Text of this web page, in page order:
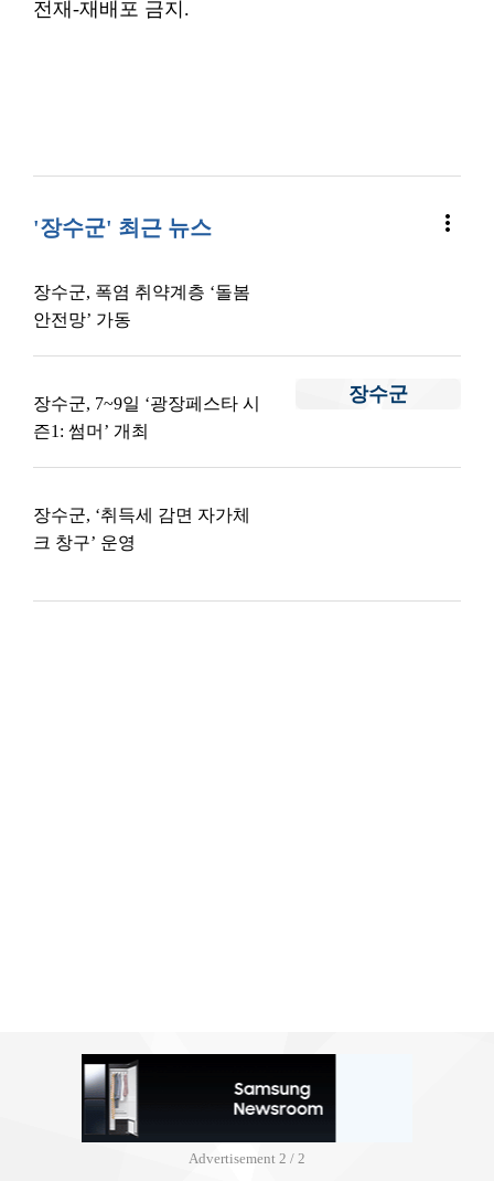
전재-재배포 금지.
'장수군' 최근 뉴스 more_vert
장수군, 폭염 취약계층 ‘돌봄
안전망’ 가동
장수군
장수군, 7~9일 ‘광장페스타 시
즌1: 썸머’ 개최
장수군, ‘취득세 감면 자가체
크 창구’ 운영
Advertisement 2 / 2